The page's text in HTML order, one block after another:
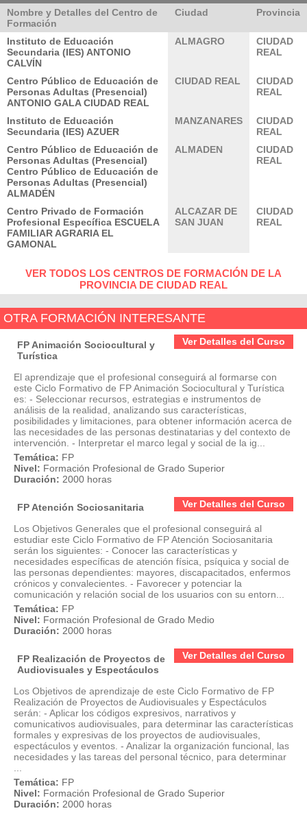
Nombre y Detalles del Centro de
Formación
Ciudad Provincia
Instituto de Educación
Secundaria (IES) ANTONIO
CALVÍN
ALMAGRO
CIUDAD
REAL
Centro Público de Educación de
Personas Adultas (Presencial)
ANTONIO GALA CIUDAD REAL
CIUDAD REAL
CIUDAD
REAL
Instituto de Educación
Secundaria (IES) AZUER
MANZANARES
CIUDAD
REAL
Centro Público de Educación de
Personas Adultas (Presencial)
Centro Público de Educación de
Personas Adultas (Presencial)
ALMADÉN
ALMADEN
CIUDAD
REAL
Centro Privado de Formación
Profesional Específica ESCUELA
FAMILIAR AGRARIA EL
GAMONAL
ALCAZAR DE
SAN JUAN
CIUDAD
REAL
VER TODOS LOS CENTROS DE FORMACIÓN DE LA
PROVINCIA DE CIUDAD REAL
OTRA FORMACIÓN INTERESANTE
Ver Detalles del Curso
FP Animación Sociocultural y
Turística
El aprendizaje que el profesional conseguirá al formarse con
este Ciclo Formativo de FP Animación Sociocultural y Turística
es: - Seleccionar recursos, estrategias e instrumentos de
análisis de la realidad, analizando sus características,
posibilidades y limitaciones, para obtener información acerca de
las necesidades de las personas destinatarias y del contexto de
intervención. - Interpretar el marco legal y social de la ig...
Temática: FP
Nivel: Formación Profesional de Grado Superior
Duración: 2000 horas
Ver Detalles del Curso
FP Atención Sociosanitaria
Los Objetivos Generales que el profesional conseguirá al
estudiar este Ciclo Formativo de FP Atención Sociosanitaria
serán los siguientes: - Conocer las características y
necesidades específicas de atención física, psíquica y social de
las personas dependientes: mayores, discapacitados, enfermos
crónicos y convalecientes. - Favorecer y potenciar la
comunicación y relación social de los usuarios con su entorn...
Temática: FP
Nivel: Formación Profesional de Grado Medio
Duración: 2000 horas
Ver Detalles del Curso
FP Realización de Proyectos de
Audiovisuales y Espectáculos
Los Objetivos de aprendizaje de este Ciclo Formativo de FP
Realización de Proyectos de Audiovisuales y Espectáculos
serán: - Aplicar los códigos expresivos, narrativos y
comunicativos audiovisuales, para determinar las características
formales y expresivas de los proyectos de audiovisuales,
espectáculos y eventos. - Analizar la organización funcional, las
necesidades y las tareas del personal técnico, para determinar
Temática: FP
Nivel: Formación Profesional de Grado Superior
Duración: 2000 horas